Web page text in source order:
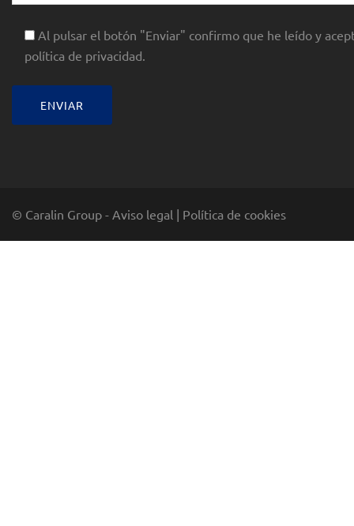
Al pulsar el botón "Enviar" confirmo que he leído y
política de privacidad.
© Caralin Group - Aviso legal | Política de cookies